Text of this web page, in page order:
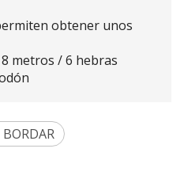
obtener unos
metros / 6 hebras